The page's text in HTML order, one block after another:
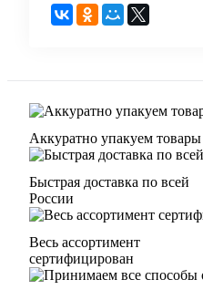
Аккуратно упакуем товары
Быстрая доставка по всей
России
Весь ассортимент
сертифицирован